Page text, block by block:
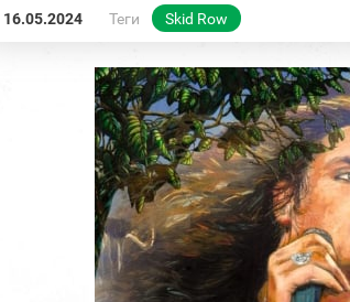
16.05.2024 Теги Skid Row